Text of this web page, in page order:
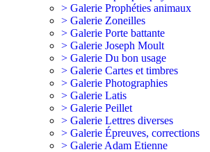
> Galerie Prophéties animaux
> Galerie Zoneilles
> Galerie Porte battante
> Galerie Joseph Moult
> Galerie Du bon usage
> Galerie Cartes et timbres
> Galerie Photographies
> Galerie Latis
> Galerie Peillet
> Galerie Lettres diverses
> Galerie Épreuves, corrections
> Galerie Adam Etienne